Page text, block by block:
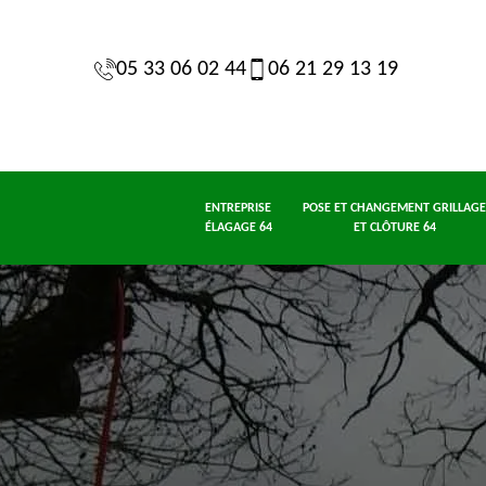
05 33 06 02 44 06 21 29 13 19
ENTREPRISE
ÉLAGAGE 64
POSE ET CHANGEMENT GRILLAGE
ET CLÔTURE 64
Etêtage 64
Jardinier taille
de haie 64
élagage